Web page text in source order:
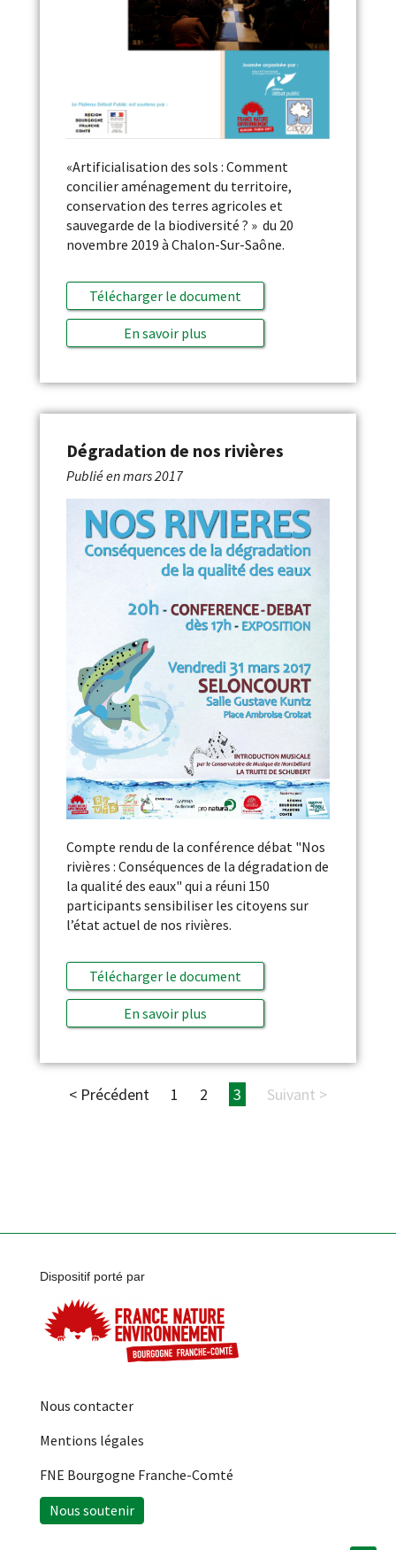
«Artificialisation des sols : Comment
concilier aménagement du territoire,
conservation des terres agricoles et
sauvegarde de la biodiversité ? » du 20
novembre 2019 à Chalon-Sur-Saône.
Télécharger le document
En savoir plus
Dégradation de nos rivières
Publié enmars 2017
Compte rendu de la conférence débat "Nos
rivières : Conséquences de la dégradation de
la qualité des eaux" qui a réuni 150
participants sensibiliser les citoyens sur
l’état actuel de nos rivières.
Télécharger le document
En savoir plus
< Précédent 1 2 3 Suivant >
Dispositif porté par
Nous contacter
Mentions légales
FNE Bourgogne Franche-Comté
Nous soutenir